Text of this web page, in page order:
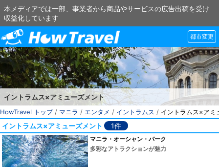
本メディアでは一部、事業者から商品やサービスの広告出稿を受け
収益化しています
都市変更
イントラムス×アミューズメント
HowTravel トップ/ マニラ / エンタメ / イントラムス / イントラムス×アミ
イントラムス×アミューズメント 1件
マニラ・オーシャン・パーク
多彩なアトラクションが魅力